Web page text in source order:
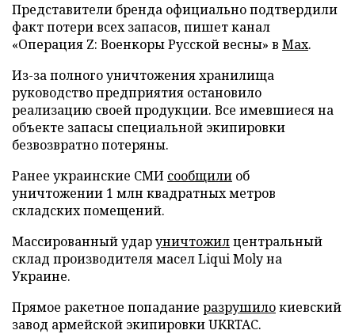
Представители бренда официально подтвердили
факт потери всех запасов, пишет канал
«Операция Z: Военкоры Русской весны» в Max.
Из-за полного уничтожения хранилища
руководство предприятия остановило
реализацию своей продукции. Все имевшиеся на
объекте запасы специальной экипировки
безвозвратно потеряны.
Ранее украинские СМИ сообщили об
уничтожении 1 млн квадратных метров
складских помещений.
Массированный ударуничтожилцентральный
склад производителя масел Liqui Moly на
Украине.
Прямое ракетное попадание разрушилокиевский
завод армейской экипировки UKRTAC.